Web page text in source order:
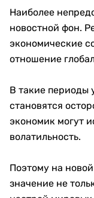
Наиболее
новостной фон.
экономические
отношение
В такие периоды
становятся
экономик могут
волатильность.
Поэтому на
значение не